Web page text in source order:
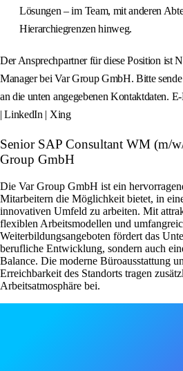
Lösungen – im Team, mit anderen
Hierarchiegrenzen hinweg.
Der Ansprechpartner für diese Position ist
Manager bei Var Group GmbH. Bitte
an die unten angegebenen Kontaktdaten.
| LinkedIn | Xing
Senior SAP Consultant WM (m/
Group GmbH
Die Var Group GmbH ist ein
Mitarbeitern die Möglichkeit bietet, in
innovativen Umfeld zu arbeiten. Mit
flexiblen Arbeitsmodellen und
Weiterbildungsangeboten fördert das
berufliche Entwicklung, sondern auch
Balance. Die moderne Büroausstattung
Erreichbarkeit des Standorts tragen
Arbeitsatmosphäre bei.